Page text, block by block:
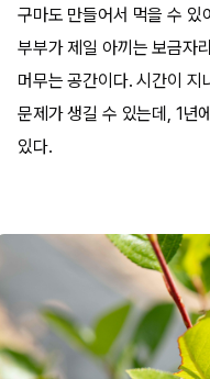
구마도 만들어서 먹을 수 있
부부가 제일 아끼는 보금자
머무는 공간이다. 시간이
문제가 생길 수 있는데, 1년
있다.